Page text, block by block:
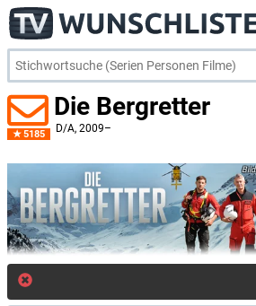
5185
Die Bergretter
D/A, 2009–